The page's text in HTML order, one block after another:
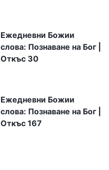
Ежедневни Божии
слова: Познаване на Бог |
Откъс 30
Ежедневни Божии
слова: Познаване на Бог |
Откъс 167